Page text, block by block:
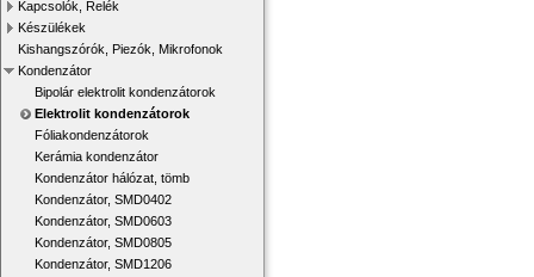
Kapcsolók, Relék
Készülékek
Kishangszórók, Piezók, Mikrofonok
Kondenzátor
Bipolár elektrolit kondenzátorok
Elektrolit kondenzátorok
Fóliakondenzátorok
Kerámia kondenzátor
Kondenzátor hálózat, tömb
Kondenzátor, SMD0402
Kondenzátor, SMD0603
Kondenzátor, SMD0805
Kondenzátor, SMD1206